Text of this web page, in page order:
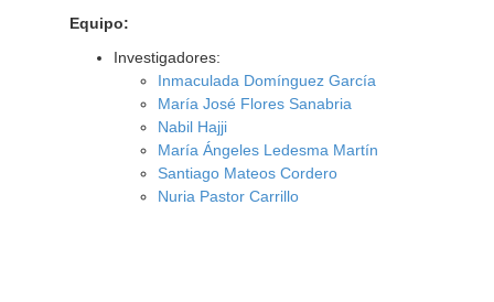
Equipo:
Investigadores:
Inmaculada Domínguez García
María José Flores Sanabria
Nabil Hajji
María Ángeles Ledesma Martín
Santiago Mateos Cordero
Nuria Pastor Carrillo